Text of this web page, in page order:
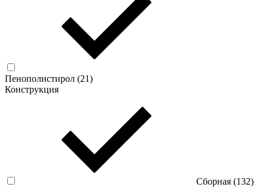
Пенополистирол (21)
Конструкция
Сборная (132)